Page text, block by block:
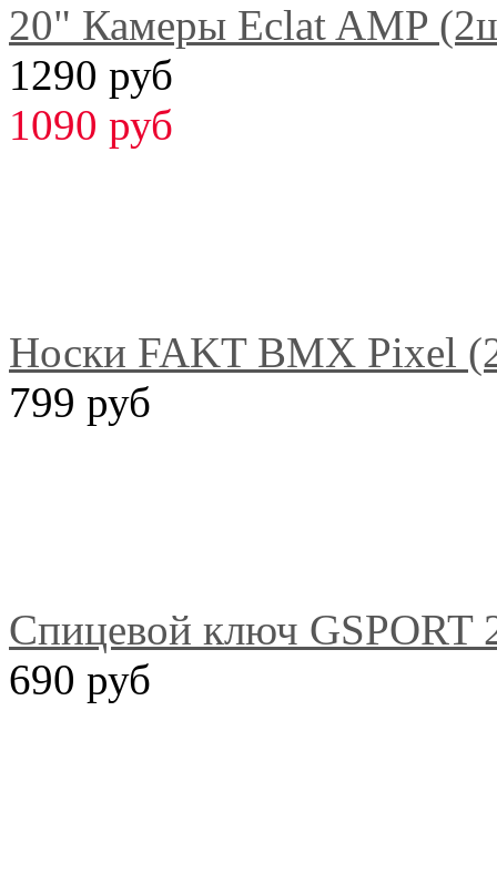
20" Камеры Eclat AMP
1290 руб
1090 руб
Носки FAKT BMX Pixel
799 руб
Спицевой ключ GSPORT
690 руб